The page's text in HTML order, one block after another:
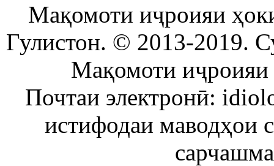
Мақомоти иҷроияи
Гулистон. © 2013-2019.
Мақомоти иҷроияи
Почтаи электронӣ:
истифодаи маводҳои